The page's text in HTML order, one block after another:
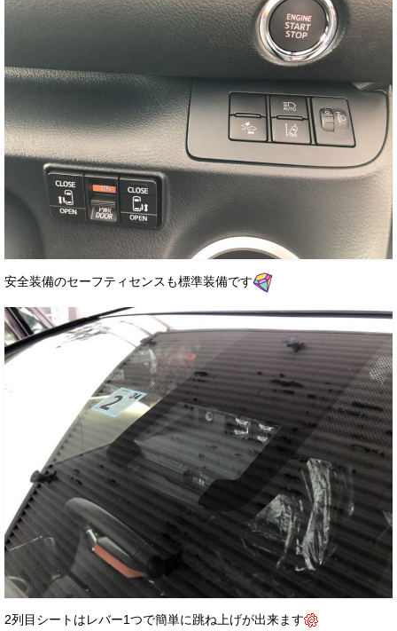
安全装備のセーフティセンスも標準装備です
2列目シートはレバー1つで簡単に跳ね上げが出来ます